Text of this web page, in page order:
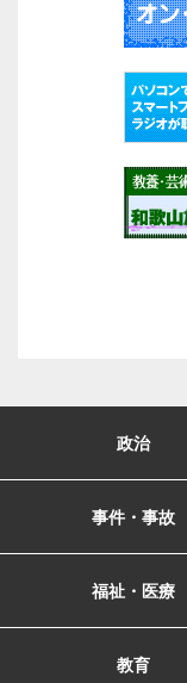
政治
事件・事故
福祉・医療
教育